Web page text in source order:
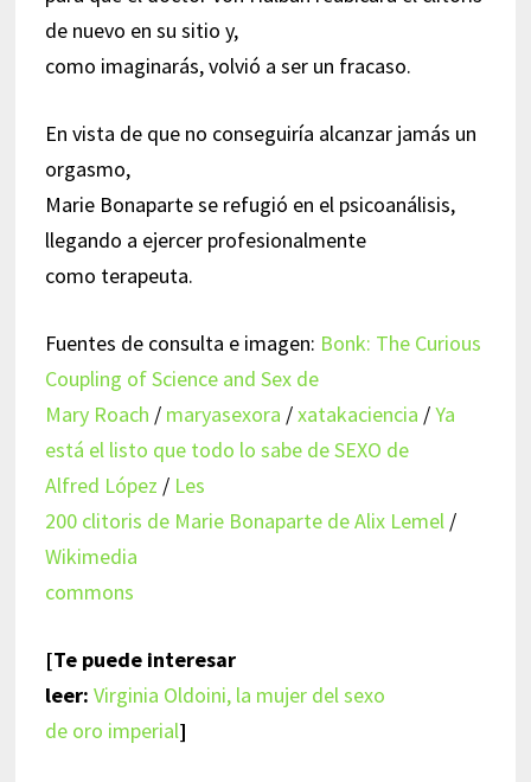
de nuevo en su sitio y,
como imaginarás, volvió a ser un fracaso.
En vista de que no conseguiría alcanzar jamás un
orgasmo,
Marie Bonaparte se refugió en el psicoanálisis,
llegando a ejercer profesionalmente
como terapeuta.
Fuentes de consulta e imagen: Bonk: The Curious
Coupling of Science and Sex de
Mary Roach / maryasexora /xatakaciencia /Ya
está el listo que todo lo sabe de SEXO de
Alfred López / Les
200 clitoris de Marie Bonaparte de Alix Lemel/
Wikimedia
commons
[Te puede interesar
leer: Virginia Oldoini, la mujer del sexo
de oro imperial]